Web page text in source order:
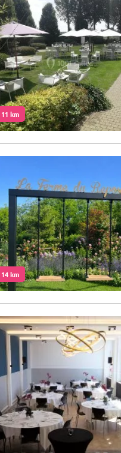
km
km